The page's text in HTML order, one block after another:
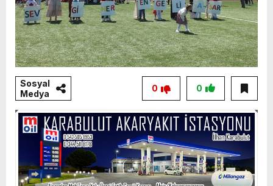
Sosyal
Medya
0
0